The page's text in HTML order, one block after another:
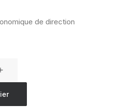
de direction